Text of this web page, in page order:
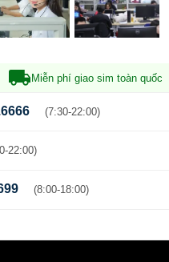
Miễn phí giao sim toàn quốc
(7:30-22:00)
22:00)
(8:00-18:00)